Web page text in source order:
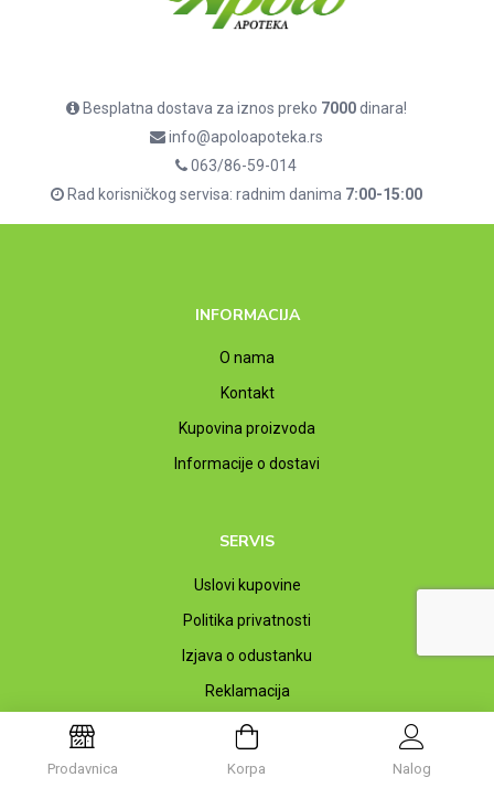
Prodavnica Korpa Nalog
Besplatna dostava za iznos preko 7000dinara!
info@apoloapoteka.rs
063/86-59-014
Rad korisničkog servisa: radnim danima 7:00-15:00
INFORMACIJA
O nama
Kontakt
Kupovina proizvoda
Informacije o dostavi
SERVIS
Uslovi kupovine
Politika privatnosti
Izjava o odustanku
Reklamacija
MOJ NALOG